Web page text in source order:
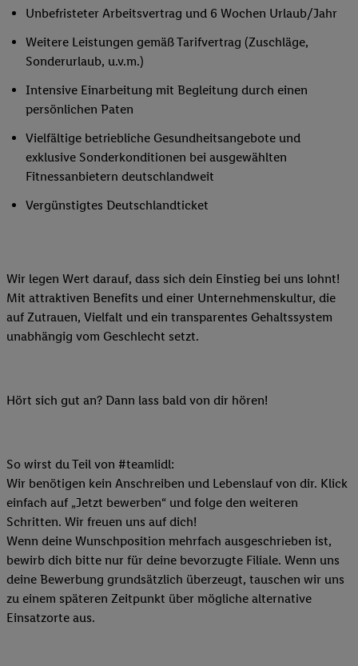
Unbefristeter Arbeitsvertrag und 6 Wochen Urlaub/Jahr
Weitere Leistungen gemäß Tarifvertrag (Zuschläge,
Sonderurlaub, u.v.m.)
Intensive Einarbeitung mit Begleitung durch einen
persönlichen Paten
Vielfältige betriebliche Gesundheitsangebote und
exklusive Sonderkonditionen bei ausgewählten
Fitnessanbietern deutschlandweit
Vergünstigtes Deutschlandticket
Wir legen Wert darauf, dass sich dein Einstieg bei uns lohnt!
Mit attraktiven Benefits und einer Unternehmenskultur, die
auf Zutrauen, Vielfalt und ein transparentes Gehaltssystem
unabhängig vom Geschlecht setzt.
Hört sich gut an? Dann lass bald von dir hören!
So wirst du Teil von #teamlidl:
Wir benötigen kein Anschreiben und Lebenslauf von dir. Klick
einfach auf „Jetzt bewerben“ und folge den weiteren
Schritten. Wir freuen uns auf dich!
Wenn deine Wunschposition mehrfach ausgeschrieben ist,
bewirb dich bitte nur für deine bevorzugte Filiale. Wenn uns
deine Bewerbung grundsätzlich überzeugt, tauschen wir uns
zu einem späteren Zeitpunkt über mögliche alternative
Einsatzorte aus.